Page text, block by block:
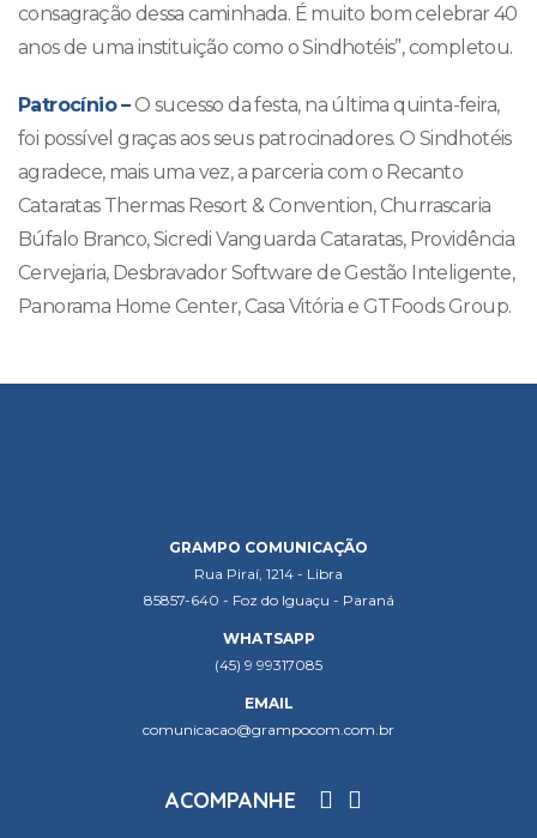
consagração dessa caminhada. É muito bom celebrar 40
anos de uma instituição como o Sindhotéis”, completou.
Patrocínio –O sucesso da festa, na última quinta-feira,
foi possível graças aos seus patrocinadores. O Sindhotéis
agradece, mais uma vez, a parceria com o Recanto
Cataratas Thermas Resort & Convention, Churrascaria
Búfalo Branco, Sicredi Vanguarda Cataratas, Providência
Cervejaria, Desbravador Software de Gestão Inteligente,
Panorama Home Center, Casa Vitória e GTFoods Group.
GRAMPO COMUNICAÇÃO
Rua Piraí, 1214 - Libra
85857-640 - Foz do Iguaçu - Paraná
WHATSAPP
(45) 9 99317085
EMAIL
comunicacao@grampocom.com.br
ACOMPANHE